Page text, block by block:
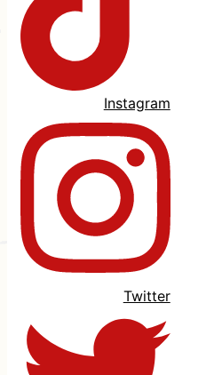
Instagram
Twitter